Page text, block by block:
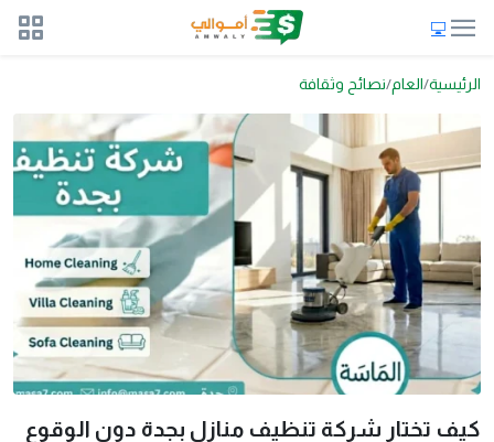
الرئيسية العام نصائح وثقافة
كيف تختار شركة تنظيف منازل بجدة دون الوقوع